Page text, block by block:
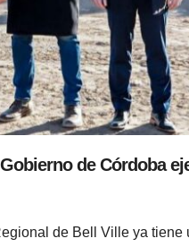
de Córdoba
de Bell Ville ya tiene